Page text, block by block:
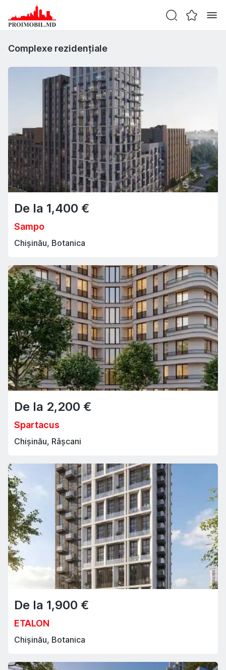
Complexe rezidențiale
De la 1,400 €
Sampo
Chișinău, Botanica
De la 2,200 €
Spartacus
Chișinău, Râșcani
De la 1,900 €
ETALON
Chișinău, Botanica